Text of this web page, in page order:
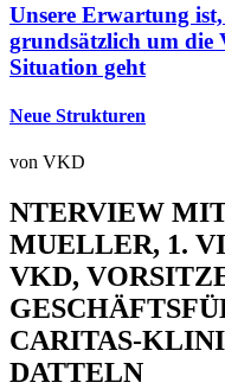
Unsere Erwartung
grundsätzlich um die
Situation geht
Neue Strukturen
von VKD
NTERVIEW
MUELLER, 1.
VKD,
CARITAS-
DATTELN